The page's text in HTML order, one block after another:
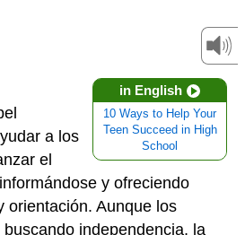
in English
10 Ways to Help Your
Teen Succeed in High
School
a los
el
y ofreciendo
orientación. Aunque los
independencia, la